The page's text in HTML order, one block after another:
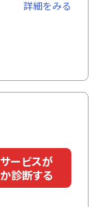
ます。これによ
負担を減らし
ミュニケーシ
します。
詳細をみる
ービスが
診断する